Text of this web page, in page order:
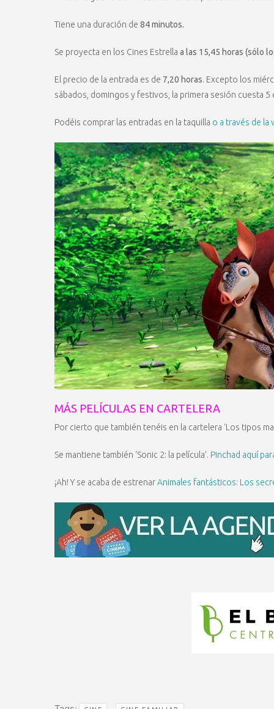
Tiene una duración de 84 minutos.
Se proyecta en los Cines Estrella a las 15,45 horas (sólo
El precio de la entrada es de 7,20 horas. Excepto los
sábados, domingos y festivos, la primera sesión cuesta 5
Podéis comprar las entradas en la taquilla o a través de la
MÁS PELÍCULAS EN CARTELERA
Por cierto que también tenéis en la cartelera ‘Los tipos
Se mantiene también ‘Sonic 2: la película’. Pinchad aquí
¡Ah! Y se acaba de estrenarAnimales fantásticos: Los